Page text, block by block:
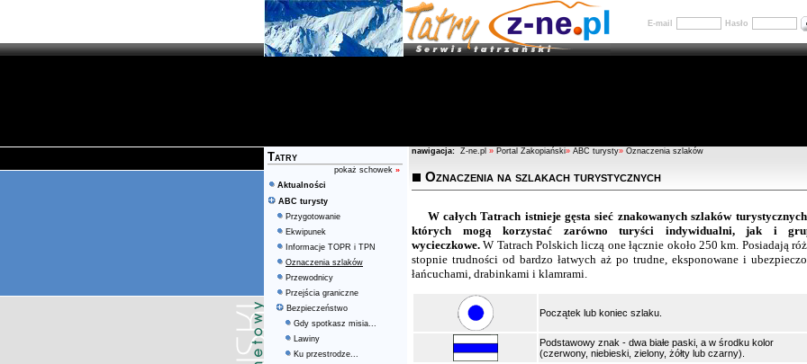
E-mail Hasło
Tatry
pokaż schowek »
Aktualności
ABC turysty
Przygotowanie
Ekwipunek
Informacje TOPR i TPN
Oznaczenia szlaków
Przewodnicy
Przejścia graniczne
Bezpieczeństwo
Gdy spotkasz misia...
Lawiny
Ku przestrodze...
nawigacja: Z-ne.pl » Portal Zakopiański» ABC turysty» Oznaczenia szlaków
Oznaczenia na szlakach turystycznych
W całych Tatrach istnieje gęsta sieć znakowanych szlaków
których mogą korzystać zarówno turyści indywidualni, jak i
wycieczkowe. W Tatrach Polskich liczą one łącznie około 250 km. Posiadają
stopnie trudności od bardzo łatwych aż po trudne, eksponowane i
łańcuchami, drabinkami i klamrami.
Początek lub koniec szlaku.
Podstawowy znak - dwa białe paski, a w środku kolor
(czerwony, niebieski, zielony, żółty lub czarny).